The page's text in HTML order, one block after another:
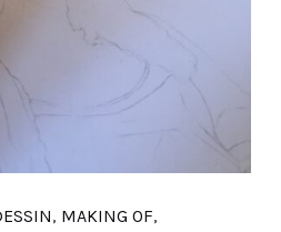
, MAKING OF,